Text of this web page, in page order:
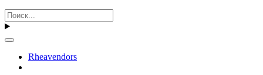
Rheavendors